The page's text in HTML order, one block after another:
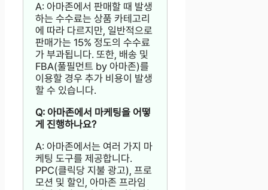
A: 아마존에서 판매할 때 발생
하는 수수료는 상품 카테고리
에 따라 다르지만, 일반적으로
판매가는 15% 정도의 수수료
가 부과됩니다. 또한, 배송 및
FBA(풀필먼트 by 아마존)를
이용할 경우 추가 비용이 발생
할 수 있습니다.
Q: 아마존에서 마케팅을 어떻
게 진행하나요?
A: 아마존에서는 여러 가지 마
케팅 도구를 제공합니다.
PPC(클릭당 지불 광고), 프로
모션 및 할인, 아마존 프라임